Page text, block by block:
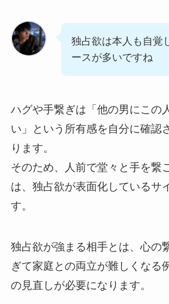
独占欲は本人も自覚
ースが多いですね
ハグや手繋ぎは「他の男にこの
い」という所有感を自分に確認
ります。
そのため、人前で堂々と手を繋
は、独占欲が表面化しているサ
す。
独占欲が強まる相手とは、心の
ぎて家庭との両立が難しくなる
の見直しが必要になります。